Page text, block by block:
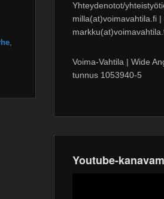
Yhteydenotot/
milla(at)voimavahtila.fi
Voima-Vahtila | Wide
tunnus 1053940-5
Youtube-